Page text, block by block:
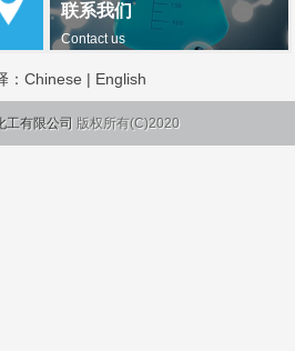
联系我们
Contact us
： Chinese | English
工有限公司 版权所有(C)2020